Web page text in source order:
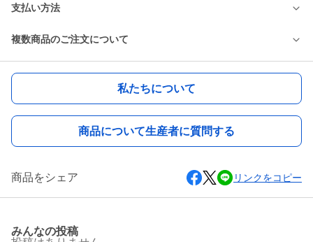
支払い方法
複数商品のご注文について
私たちについて
商品について生産者に質問する
商品をシェア リンクをコピー
みんなの投稿